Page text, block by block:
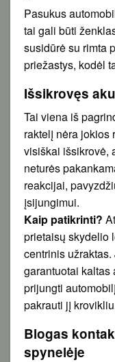
Pasukus
tai gali būti
susidūrė su rimta
priežastys, kodėl
Išsikrovęs
Tai viena iš
raktelį nėra jokios
visiškai išsikrovė,
neturės
reakcijai,
įsijungimui.
Kaip patikrinti?
prietaisų skydelio
centrinis
garantuotai kaltas
prijungti
pakrauti jį
Blogas
spynelėje